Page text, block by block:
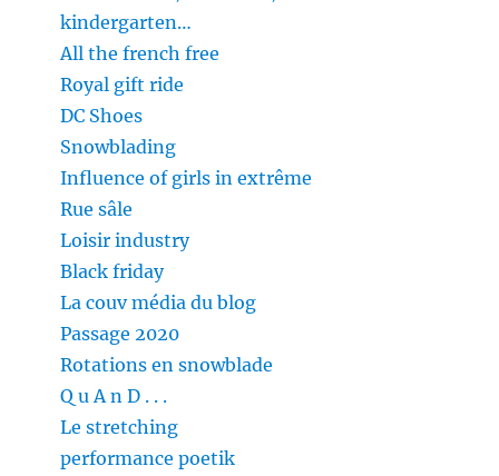
kindergarten…
All the french free
Royal gift ride
DC Shoes
Snowblading
Influence of girls in extrême
Rue sâle
Loisir industry
Black friday
La couv média du blog
Passage 2020
Rotations en snowblade
Q u A n D . . .
Le stretching
performance poetik